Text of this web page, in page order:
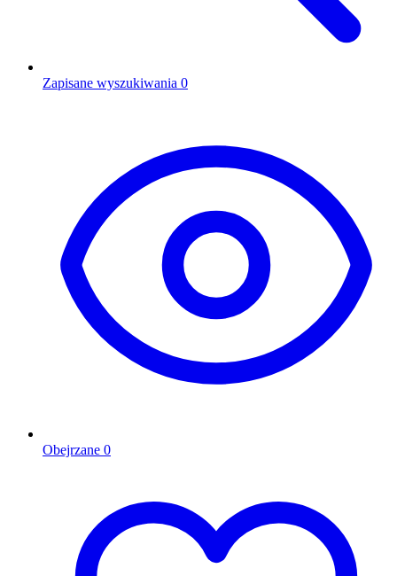
Zapisane wyszukiwania 0
Obejrzane 0